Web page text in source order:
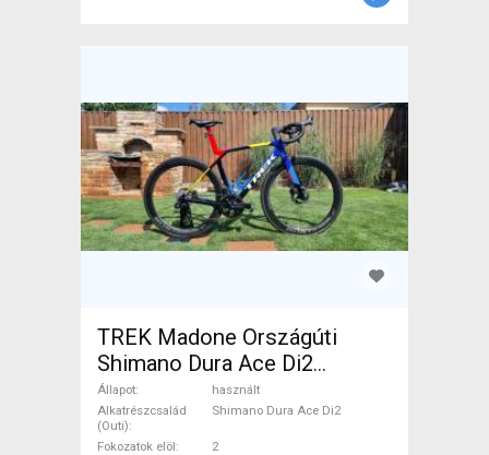
TREK Madone Országúti
Shimano Dura Ace Di2
tárcsafék használt ELADÓ
Állapot
használt
Alkatrészcsalád
(Outi)
Shimano Dura Ace Di2
Fokozatok elöl
2